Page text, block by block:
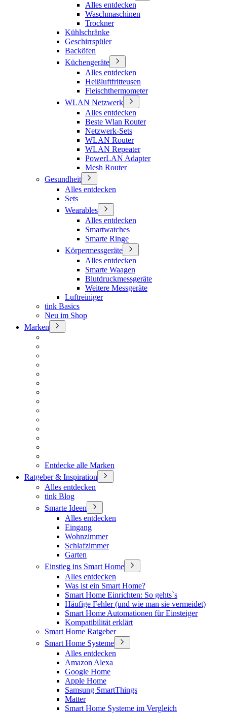
Alles entdecken
Waschmaschinen
Trockner
Kühlschränke
Geschirrspüler
Backöfen
Küchengeräte
Alles entdecken
Heißluftfritteusen
Fleischthermometer
WLAN Netzwerk
Alles entdecken
Beste Wlan Router
Netzwerk-Sets
WLAN Router
WLAN Repeater
PowerLAN Adapter
Mesh Router
Gesundheit
Alles entdecken
Sets
Wearables
Alles entdecken
Smartwatches
Smarte Ringe
Körpermessgeräte
Alles entdecken
Smarte Waagen
Blutdruckmessgeräte
Weitere Messgeräte
Luftreiniger
tink Basics
Neu im Shop
Marken
Entdecke alle Marken
Ratgeber & Inspiration
Alles entdecken
tink Blog
Smarte Ideen
Alles entdecken
Eingang
Wohnzimmer
Schlafzimmer
Garten
Einstieg ins Smart Home
Alles entdecken
Was ist ein Smart Home?
Smart Home Einrichten: So gehts`s
Häufige Fehler (und wie man sie vermeidet)
Smart Home Automationen für Einsteiger
Kompatibilität erklärt
Smart Home Ratgeber
Smart Home Systeme
Alles entdecken
Amazon Alexa
Google Home
Apple Home
Samsung SmartThings
Matter
Smart Home Systeme im Vergleich